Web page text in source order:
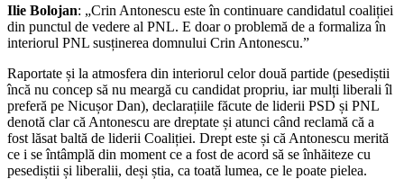
Ilie Bolojan: „Crin Antonescu este în continuare candidatul coaliției
din punctul de vedere al PNL. E doar o problemă de a formaliza în
interiorul PNL susținerea domnului Crin Antonescu.”
Raportate și la atmosfera din interiorul celor două partide (pesediștii
încă nu concep să nu meargă cu candidat propriu, iar mulți liberali îl
preferă pe Nicușor Dan), declarațiile făcute de liderii PSD și PNL
denotă clar că Antonescu are dreptate și atunci când reclamă că a
fost lăsat baltă de liderii Coaliției. Drept este și că Antonescu merită
ce i se întâmplă din moment ce a fost de acord să se înhăiteze cu
pesediștii și liberalii, deși știa, ca toată lumea, ce le poate pielea.